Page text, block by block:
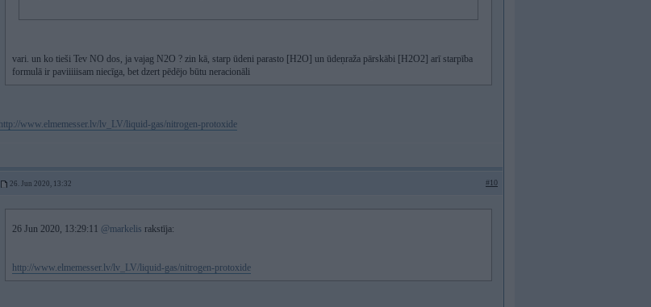
vari. un ko tieši Tev NO dos, ja vajag N2O ? zin kā, starp ūdeni parasto [H2O] un ūdeņraža pārskābi [H2O2] arī starpība
formulā ir paviiiiisam niecīga, bet dzert pēdējo būtu neracionāli
http://www.elmemesser.lv/lv_LV/liquid-gas/nitrogen-protoxide
26. Jun 2020, 13:32 #10
26 Jun 2020, 13:29:11 @markelis rakstīja:
http://www.elmemesser.lv/lv_LV/liquid-gas/nitrogen-protoxide